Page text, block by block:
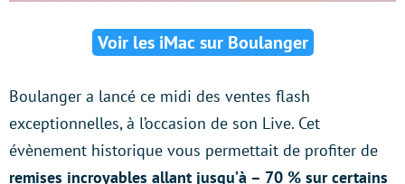
Voir les iMac sur Boulanger
Boulanger a lancé ce midi des ventes flash
exceptionnelles, à l’occasion de son Live. Cet
évènement historique vous permettait de profiter de
remises incroyables allant jusqu’à – 70 % sur certains